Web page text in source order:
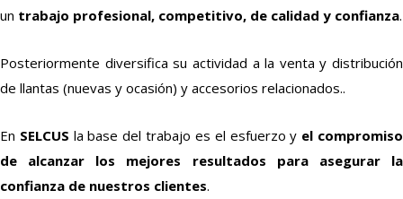
un trabajo profesional, competitivo, de calidad y confianza.
Posteriormente diversifica su actividad a la venta y distribución
de llantas (nuevas y ocasión) y accesorios relacionados..
En SELCUS la base del trabajo es el esfuerzo y el compromiso
de alcanzar los mejores resultados para asegurar la
confianza de nuestros clientes.